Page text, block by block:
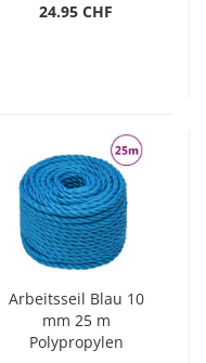
24.95 CHF
Arbeitsseil Blau 10
mm 25 m
Polypropylen